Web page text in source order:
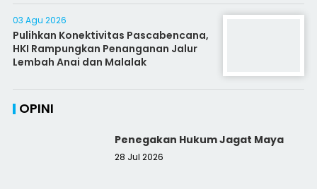
03 Agu 2026
Pulihkan Konektivitas Pascabencana,
HKI Rampungkan Penanganan Jalur
Lembah Anai dan Malalak
OPINI
Penegakan Hukum Jagat Maya
28 Jul 2026